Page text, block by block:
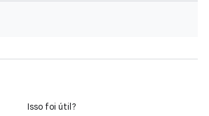
Isso foi útil?